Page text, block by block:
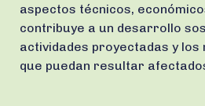
aspectos técnicos,
contribuye a un desarrollo
actividades proyectadas y
que puedan resultar